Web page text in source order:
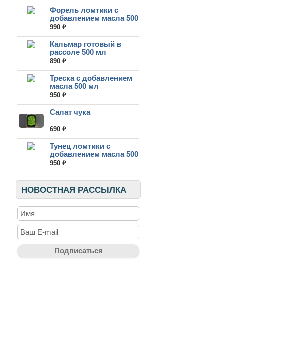
Форель ломтики с
добавлением масла 500
мл
990 ₽
Кальмар готовый в
рассоле 500 мл
890 ₽
Треска с добавлением
масла 500 мл
950 ₽
Салат чука
690 ₽
Тунец ломтики с
добавлением масла 500
мл
950 ₽
НОВОСТНАЯ РАССЫЛКА